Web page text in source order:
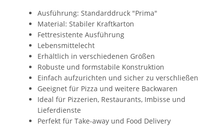
Ausführung: Standarddruck "Prima"
Material: Stabiler Kraftkarton
Fettresistente Ausführung
Lebensmittelecht
Erhältlich in verschiedenen Größen
Robuste und formstabile Konstruktion
Einfach aufzurichten und sicher zu verschließen
Geeignet für Pizza und weitere Backwaren
Ideal für Pizzerien, Restaurants, Imbisse und
Lieferdienste
Perfekt für Take-away und Food Delivery